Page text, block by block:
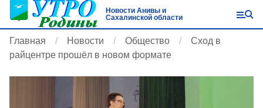
Новости Анивы и
Сахалинской области
Главная Новости Общество
Сход в
райцентре прошёл в новом формате